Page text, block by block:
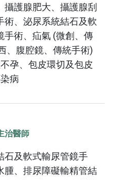
攝護腺肥大、攝護腺刮
術、泌尿系統結石及軟
手術、疝氣 (微創、傳
、腹腔鏡、傳統手術)
孕、包皮環切及包皮
病
治醫師
石及軟式輸尿管鏡手
腫、排尿障礙輸精管結